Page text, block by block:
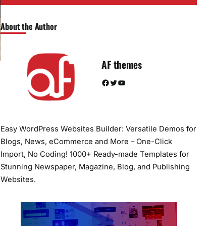
About the Author
AF themes
Facebook Twitter YouTube
Easy WordPress Websites Builder: Versatile Demos for
Blogs, News, eCommerce and More – One-Click
Import, No Coding! 1000+ Ready-made Templates for
Stunning Newspaper, Magazine, Blog, and Publishing
Websites.